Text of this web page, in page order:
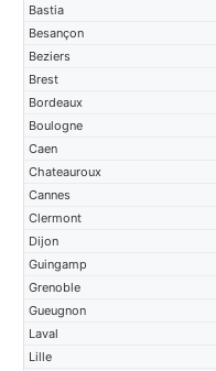
Bastia
Besançon
Beziers
Brest
Bordeaux
Boulogne
Caen
Chateauroux
Cannes
Clermont
Dijon
Guingamp
Grenoble
Gueugnon
Laval
Lille